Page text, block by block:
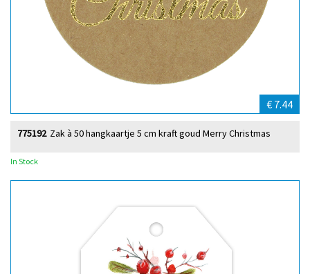
€ 7.44
Zak à 50 hangkaartje 5 cm kraft goud Merry Christmas
775192
In Stock